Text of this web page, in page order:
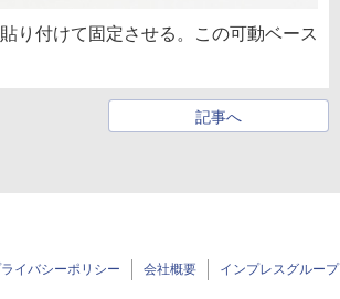
り付けて固定させる。この可動ベース
記事へ
イバシーポリシー 会社概要 インプレスグループ